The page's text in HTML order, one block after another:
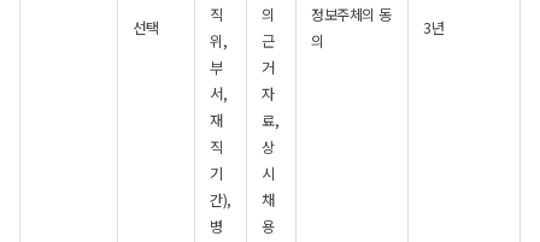
선택
직
위,
부
서,
재
직
기
간),
병
의
근
거
자
료,
상
시
채
용
정보주체의 동
의
3년